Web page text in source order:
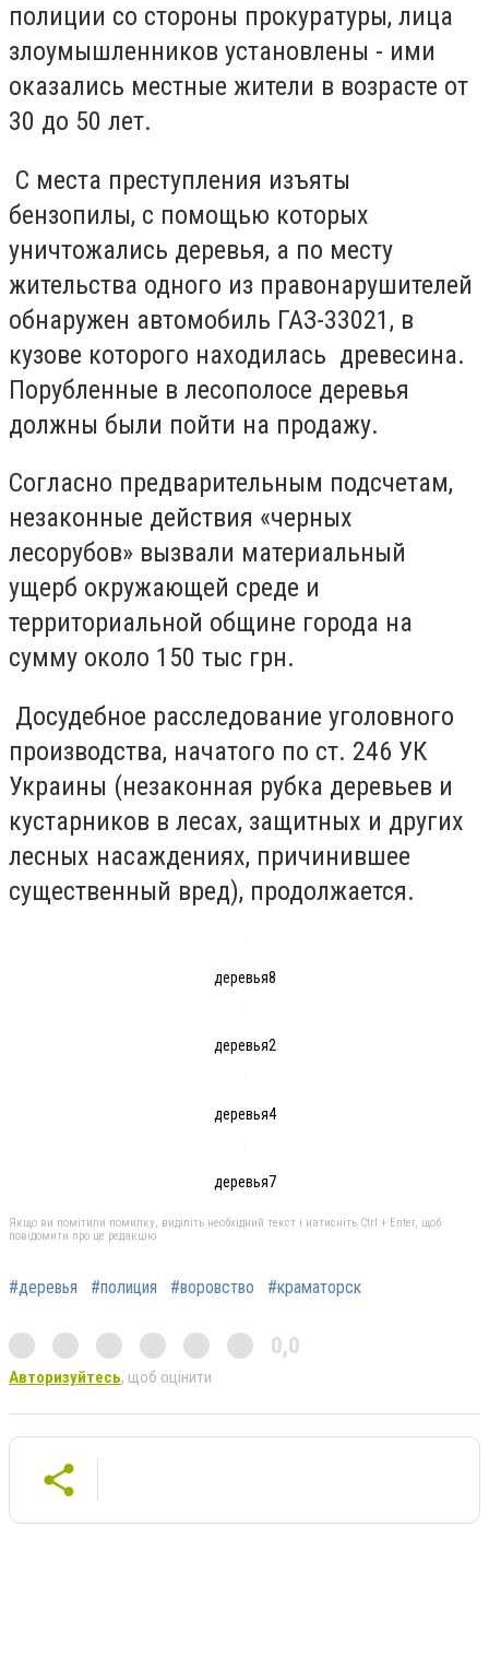
полиции со стороны прокуратуры, лица
злоумышленников установлены - ими
оказались местные жители в возрасте от
30 до 50 лет.
С места преступления изъяты
бензопилы, с помощью которых
уничтожались деревья, а по месту
жительства одного из правонарушителей
обнаружен автомобиль ГАЗ-33021, в
кузове которого находилась древесина.
Порубленные в лесополосе деревья
должны были пойти на продажу.
Согласно предварительным подсчетам,
незаконные действия «черных
лесорубов» вызвали материальный
ущерб окружающей среде и
территориальной общине города на
сумму около 150 тыс грн.
Досудебное расследование уголовного
производства, начатого по ст. 246 УК
Украины (незаконная рубка деревьев и
кустарников в лесах, защитных и других
лесных насаждениях, причинившее
существенный вред), продолжается.
деревья8
деревья2
деревья4
деревья7
Якщо ви помітили помилку, виділіть необхідний текст і натисніть Ctrl + Enter, щоб
повідомити про це редакцію
#деревья #полиция #воровство #краматорск
0,0
Авторизуйтесь, щоб оцінити